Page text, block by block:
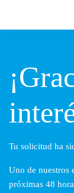
Tu solicitud ha
Uno de nuestros
próximas 48